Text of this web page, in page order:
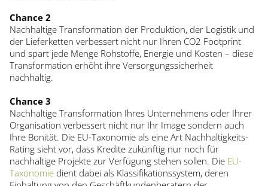
Chance 2
Nachhaltige Transformation der Produktion, der Logistik und
der Lieferketten verbessert nicht nur Ihren CO2 Footprint
und spart jede Menge Rohstoffe, Energie und Kosten – diese
Transformation erhöht ihre Versorgungssicherheit
nachhaltig.
Chance 3
Nachhaltige Transformation Ihres Unternehmens oder Ihrer
Organisation verbessert nicht nur Ihr Image sondern auch
Ihre Bonität. Die EU-Taxonomie als eine Art Nachhaltigkeits-
Rating sieht vor, dass Kredite zukünftig nur noch für
nachhaltige Projekte zur Verfügung stehen sollen. Die EU-
Taxonomie dient dabei als Klassifikationssystem, deren